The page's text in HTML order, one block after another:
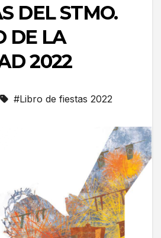
DEL STMO.
DE LA
2022
#Libro de fiestas 2022